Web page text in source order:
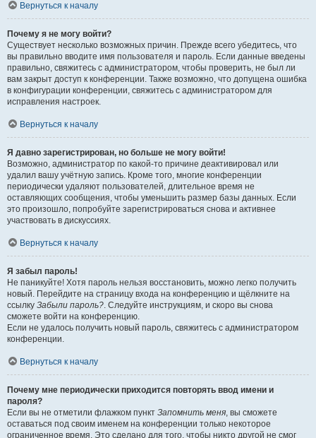
Вернуться к началу
Почему я не могу войти?
Существует несколько возможных причин. Прежде всего убедитесь, что
вы правильно вводите имя пользователя и пароль. Если данные введены
правильно, свяжитесь с администратором, чтобы проверить, не был ли
вам закрыт доступ к конференции. Также возможно, что допущена ошибка
в конфигурации конференции, свяжитесь с администратором для
исправления настроек.
Вернуться к началу
Я давно зарегистрирован, но больше не могу войти!
Возможно, администратор по какой-то причине деактивировал или
удалил вашу учётную запись. Кроме того, многие конференции
периодически удаляют пользователей, длительное время не
оставляющих сообщения, чтобы уменьшить размер базы данных. Если
это произошло, попробуйте зарегистрироваться снова и активнее
участвовать в дискуссиях.
Вернуться к началу
Я забыл пароль!
Не паникуйте! Хотя пароль нельзя восстановить, можно легко получить
новый. Перейдите на страницу входа на конференцию и щёлкните на
ссылку Забыли пароль?. Следуйте инструкциям, и скоро вы снова
сможете войти на конференцию.
Если не удалось получить новый пароль, свяжитесь с администратором
конференции.
Вернуться к началу
Почему мне периодически приходится повторять ввод имени и
пароля?
Если вы не отметили флажком пункт Запомнить меня, вы сможете
оставаться под своим именем на конференции только некоторое
ограниченное время. Это сделано для того, чтобы никто другой не смог